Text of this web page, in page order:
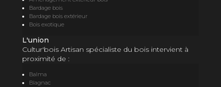
Bardage bois
Bardage bois extérieur
Bois exotique
L'union
Cultur'bois Artisan spécialiste du bois intervient à
proximité de :
Balma
Blagnac